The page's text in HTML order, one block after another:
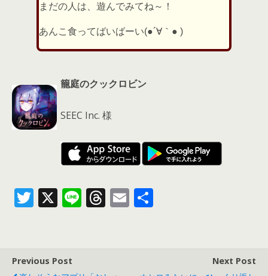
まだの人は、遊んでみてね～！
あんこ食ってばいばーい(●´∀｀● )
籠庭のクックロビン
SEEC Inc. 様
T
er
X Li T E
Previous Post
Next Post